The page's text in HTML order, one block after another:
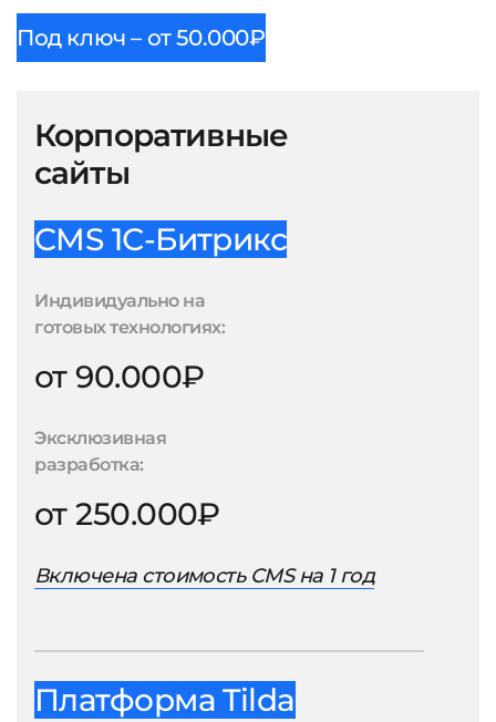
Под ключ – от 50.000₽
Корпоративные
сайты
CMS 1С-Битрикс
Индивидуально на
готовых технологиях:
от 90.000₽
Эксклюзивная
разработка:
от 250.000₽
Включена стоимость CMS на 1 год
Платформа Tilda